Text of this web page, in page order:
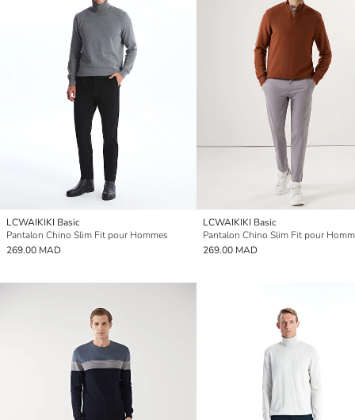
LCWAIKIKI Basic
Pantalon Chino Slim Fit pour Hommes
269.00 MAD
LCWAIKIKI Basic
Pantalon Chino Slim Fit pour
269.00 MAD